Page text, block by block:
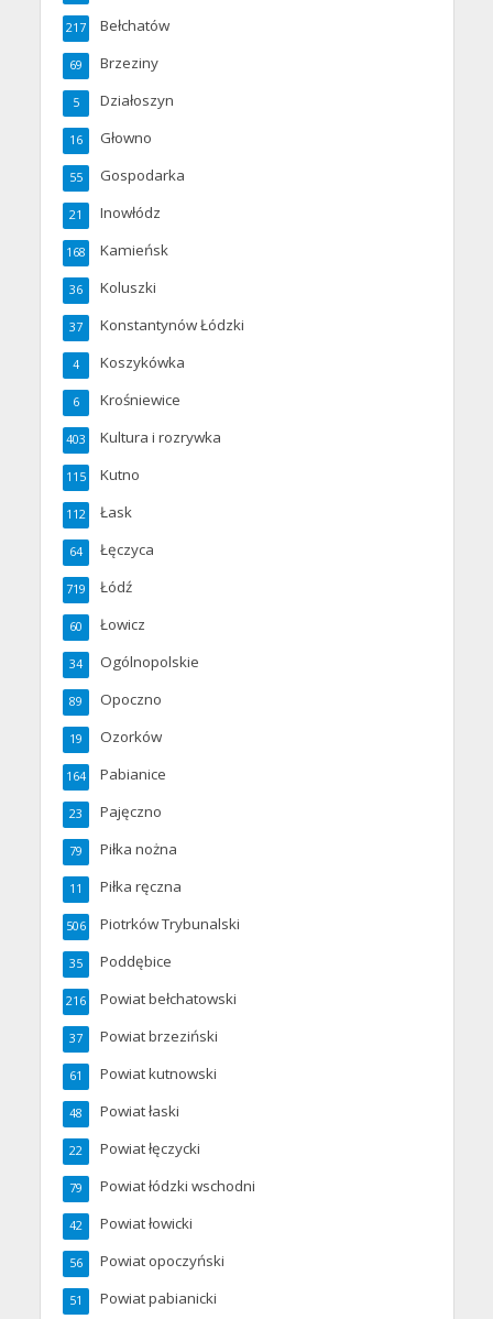
Bełchatów
217
Brzeziny
69
Działoszyn
5
Głowno
16
Gospodarka
55
Inowłódz
21
Kamieńsk
168
Koluszki
36
Konstantynów Łódzki
37
Koszykówka
4
Krośniewice
6
Kultura i rozrywka
403
Kutno
115
Łask
112
Łęczyca
64
Łódź
719
Łowicz
60
Ogólnopolskie
34
Opoczno
89
Ozorków
19
Pabianice
164
Pajęczno
23
Piłka nożna
79
Piłka ręczna
11
Piotrków Trybunalski
506
Poddębice
35
Powiat bełchatowski
216
Powiat brzeziński
37
Powiat kutnowski
61
Powiat łaski
48
Powiat łęczycki
22
Powiat łódzki wschodni
79
Powiat łowicki
42
Powiat opoczyński
56
Powiat pabianicki
51